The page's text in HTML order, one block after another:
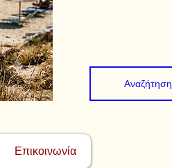
Επικοινωνία
Αναζήτηση